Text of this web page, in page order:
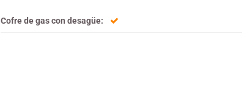
Cofre de gas con desagüe: